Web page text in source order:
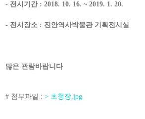
- 전시기간 : 2018. 10. 16. ~ 2019. 1. 20.
- 전시장소 : 진안역사박물관 기획전시실
많은 관람바랍니다
# 첨부파일 : > 초청장.jpg